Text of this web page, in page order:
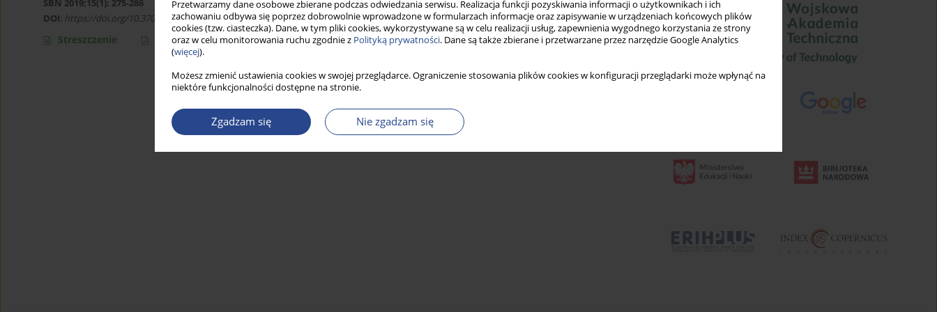
Przetwarzamy dane osobowe zbierane podczas odwiedzania serwisu. Realizacja funkcji pozyskiwania informacji o użytkownikach i ich
zachowaniu odbywa się poprzez dobrowolnie wprowadzone w formularzach informacje oraz zapisywanie w urządzeniach końcowych plików
cookies (tzw. ciasteczka). Dane, w tym pliki cookies, wykorzystywane są w celu realizacji usług, zapewnienia wygodnego korzystania ze strony
oraz w celu monitorowania ruchu zgodnie z Polityką prywatności. Dane są także zbierane i przetwarzane przez narzędzie Google Analytics
(więcej).
Możesz zmienić ustawienia cookies w swojej przeglądarce. Ograniczenie stosowania plików cookies w konfiguracji przeglądarki może wpłynąć na
niektóre funkcjonalności dostępne na stronie.
Zgadzam się Nie zgadzam się
SBN 2019;15(1): 275-286
DOI: https://doi.org/10.37055/sbn/132162
Streszczenie Artykuł(PDF) Statystyki